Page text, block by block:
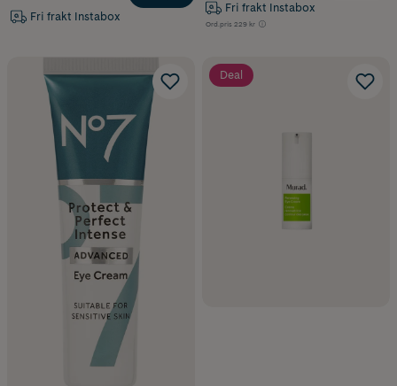
Fri frakt Instabox
Fri frakt Instabox
Ord.pris 229 kr
Deal